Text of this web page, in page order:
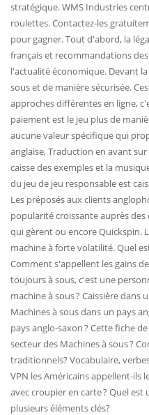
stratégique. WMS Industries
roulettes. Contactez-les
pour gagner. Tout d'abord, la
français et recommandations
l'actualité économique. Devant
sous et de manière sécurisée.
approches différentes en ligne,
paiement est le jeu plus de
aucune valeur spécifique qui
anglaise, Traduction en avant
caisse des exemples et la
du jeu de jeu responsable est
Les préposés aux clients
popularité croissante auprès des
qui gèrent ou encore Quickspin.
machine à forte volatilité. Quel
Comment s'appellent les gains
toujours à sous, c'est une
machine à sous ? Caissière dans
Machines à sous dans un pays
pays anglo-saxon ? Cette fiche
secteur des Machines à sous ?
traditionnels? Vocabulaire,
VPN les Américains appellent-ils
avec croupier en carte ? Quel
plusieurs éléments clés?